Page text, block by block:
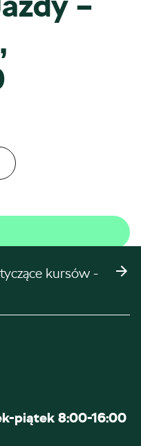
kursów -
piątek 8:00-16:00